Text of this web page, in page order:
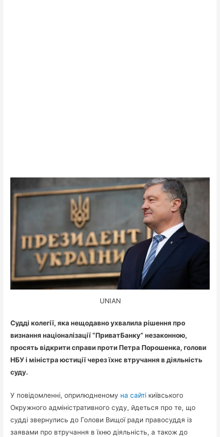
UNIAN
Судді колегії, яка нещодавно ухвалила рішення про
визнання націоналізації “ПриватБанку” незаконною,
просять відкрити справи проти Петра Порошенка, голови
НБУ і міністра юстиції через їхнє втручання в діяльність
суду.
У повідомленні, оприлюдненому на сайті київського
Окружного адміністративного суду, йдеться про те, що
судді звернулись до Голови Вищої ради правосуддя із
заявами про втручання в їхню діяльність, а також до